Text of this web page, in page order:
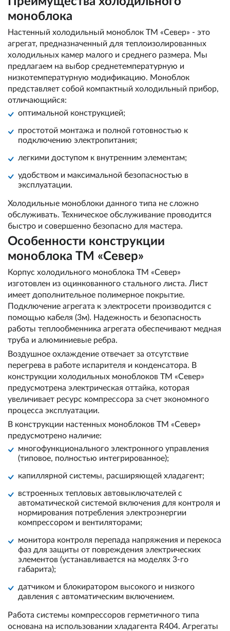
моноблока
Настенный холодильный моноблок ТМ «Север» - это
агрегат, предназначенный для теплоизолированных
холодильных камер малого и среднего размера. Мы
предлагаем на выбор среднетемпературную и
низкотемпературную модификацию. Моноблок
представляет собой компактный холодильный прибор,
отличающийся:
оптимальной конструкцией;
простотой монтажа и полной готовностью к
подключению электропитания;
легкими доступом к внутренним элементам;
удобством и максимальной безопасностью в
эксплуатации.
Холодильные моноблоки данного типа не сложно
обслуживать. Техническое обслуживание проводится
быстро и совершенно безопасно для мастера.
Особенности конструкции
моноблока ТМ «Север»
Корпус холодильного моноблока ТМ «Север»
изготовлен из оцинкованного стального листа. Лист
имеет дополнительное полимерное покрытие.
Подключение агрегата к электросети производится с
помощью кабеля (3м). Надежность и безопасность
работы теплообменника агрегата обеспечивают медная
труба и алюминиевые ребра.
Воздушное охлаждение отвечает за отсутствие
перегрева в работе испарителя и конденсатора. В
конструкции холодильных моноблоков ТМ «Север»
предусмотрена электрическая оттайка, которая
увеличивает ресурс компрессора за счет экономного
процесса эксплуатации.
В конструкции настенных моноблоков ТМ «Север»
предусмотрено наличие:
многофункционального электронного управления
(типовое, полностью интегрированное);
капиллярной системы, расширяющей хладагент;
встроенных тепловых автовыключателей с
автоматической системой включения для контроля и
нормирования потребления электроэнергии
компрессором и вентиляторами;
монитора контроля перепада напряжения и перекоса
фаз для защиты от повреждения электрических
элементов (устанавливается на моделях 3-го
габарита);
датчиком и блокиратором высокого и низкого
давления с автоматическим включением.
Работа системы компрессоров герметичного типа
основана на использовании хладагента R404. Агрегаты